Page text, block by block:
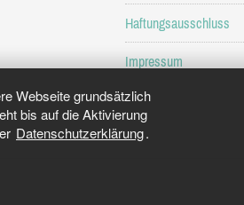
Webseite grundsätzlich
bis auf die Aktivierung
Datenschutzerklärung.
Haftungsausschluss
Impressum